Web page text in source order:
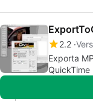
2.2
Exporta
QuickTime